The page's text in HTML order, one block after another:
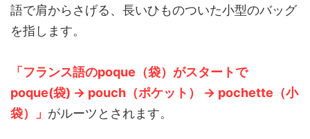
語で肩からさげる、長いひものついた小型のバッグ
を指します。
「フランス語のpoque（袋）がスタートで
poque(袋) → pouch（ポケット） → pochette（小
袋）」 がルーツとされます。